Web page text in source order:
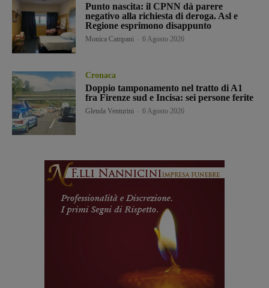
Punto nascita: il CPNN dà parere
negativo alla richiesta di deroga. Asl e
Regione esprimono disappunto
Monica Campani 6 Agosto 2026
Cronaca
Doppio tamponamento nel tratto di A1
fra Firenze sud e Incisa: sei persone ferite
Glenda Venturini 6 Agosto 2026